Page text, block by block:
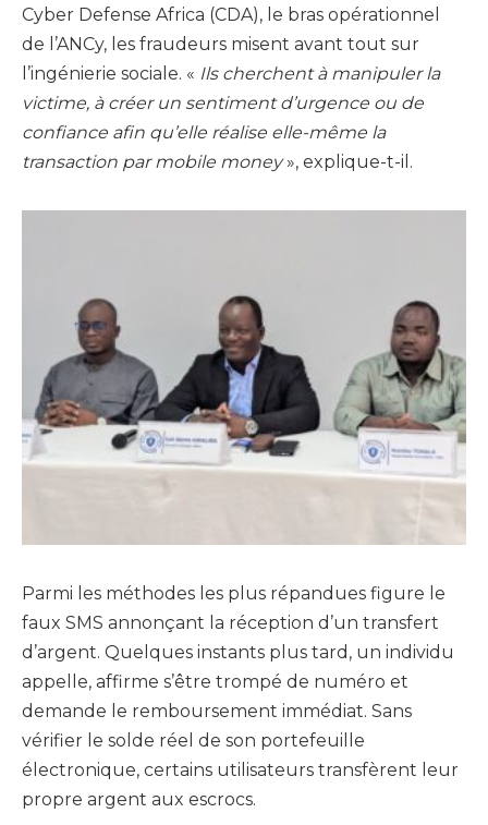
Cyber Defense Africa (CDA), le bras opérationnel
de l’ANCy, les fraudeurs misent avant tout sur
l’ingénierie sociale. « Ils cherchent à manipuler la
victime, à créer un sentiment d’urgence ou de
confiance afin qu’elle réalise elle-même la
transaction par mobile money», explique-t-il.
Parmi les méthodes les plus répandues figure le
faux SMS annonçant la réception d’un transfert
d’argent. Quelques instants plus tard, un individu
appelle, affirme s’être trompé de numéro et
demande le remboursement immédiat. Sans
vérifier le solde réel de son portefeuille
électronique, certains utilisateurs transfèrent leur
propre argent aux escrocs.